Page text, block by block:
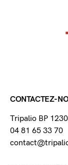
CONTACTEZ-
Tripalio BP
04 81 65 33 70